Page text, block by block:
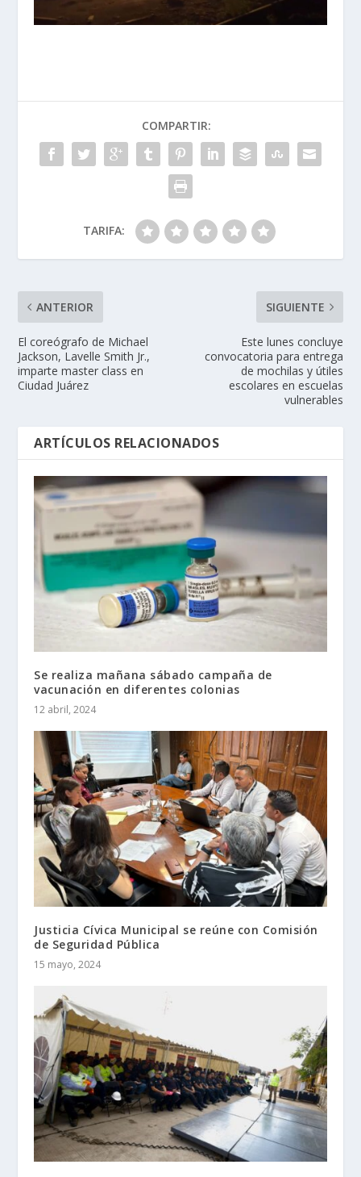
COMPARTIR:
TARIFA:
ANTERIOR
El coreógrafo de Michael
Jackson, Lavelle Smith Jr.,
imparte master class en
Ciudad Juárez
SIGUIENTE
Este lunes concluye
convocatoria para entrega
de mochilas y útiles
escolares en escuelas
vulnerables
ARTÍCULOS RELACIONADOS
Se realiza mañana sábado campaña de
vacunación en diferentes colonias
12 abril, 2024
Justicia Cívica Municipal se reúne con Comisión
de Seguridad Pública
15 mayo, 2024